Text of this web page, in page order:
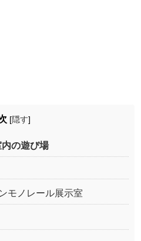
[隠す]
の遊び場
モノレール展示室